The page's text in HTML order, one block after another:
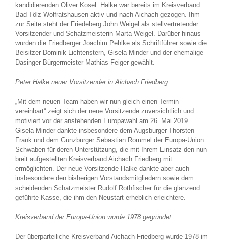
kandidierenden Oliver Kosel. Halke war bereits im Kreisverband
Bad Tölz Wolfratshausen aktiv und nach Aichach gezogen. Ihm
zur Seite steht der Friedeberg John Weigel als stellvertretender
Vorsitzender und Schatzmeisterin Marta Weigel. Darüber hinaus
wurden die Friedberger Joachim Pehlke als Schriftführer sowie die
Beisitzer Dominik Lichtenstern, Gisela Minder und der ehemalige
Dasinger Bürgermeister Mathias Feiger gewählt.
Peter Halke neuer Vorsitzender in Aichach Friedberg
„Mit dem neuen Team haben wir nun gleich einen Termin
vereinbart“ zeigt sich der neue Vorsitzende zuversichtlich und
motiviert vor der anstehenden Europawahl am 26. Mai 2019.
Gisela Minder dankte insbesondere dem Augsburger Thorsten
Frank und dem Günzburger Sebastian Rommel der Europa-Union
Schwaben für deren Unterstützung, die mit Ihrem Einsatz den nun
breit aufgestellten Kreisverband Aichach Friedberg mit
ermöglichten. Der neue Vorsitzende Halke dankte aber auch
insbesondere den bisherigen Vorstandsmitgliedern sowie dem
scheidenden Schatzmeister Rudolf Rothfischer für die glänzend
geführte Kasse, die ihm den Neustart erheblich erleichtere.
Kreisverband der Europa-Union wurde 1978 gegründet
Der überparteiliche Kreisverband Aichach-Friedberg wurde 1978 im